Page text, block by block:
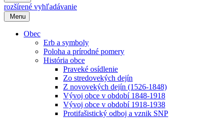
rozšírené vyhľadávanie
Menu
Obec
Erb a symboly
Poloha a prírodné pomery
História obce
Praveké osídlenie
Zo stredovekých dejín
Z novovekých dejín (1526-1848)
Vývoj obce v období 1848-1918
Vývoj obce v období 1918-1938
Protifašistický odboj a vznik SNP